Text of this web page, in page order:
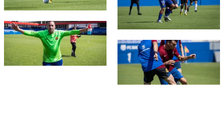
FC Barcelona club badge
FC Barcelona club badge